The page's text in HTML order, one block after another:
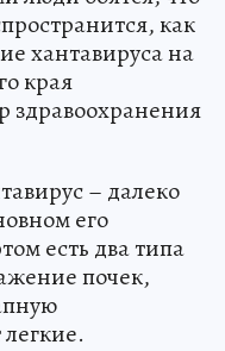
как
хантавируса на
края
здравоохранения
– далеко
его
есть два типа
почек,